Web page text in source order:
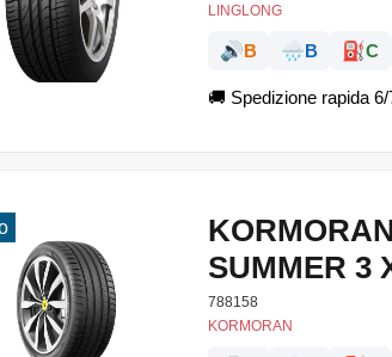
LINGLONG
🔊B 🌧️B ⛽C
🚚 Spedizione rapida
SUMMER 3
788158
KORMORAN